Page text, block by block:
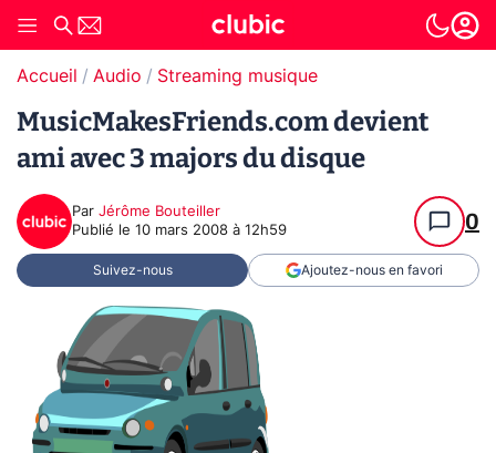
Accueil Audio Streaming musique
MusicMakesFriends.com devient
ami avec 3 majors du disque
Par Jérôme Bouteiller
Publié le 10 mars 2008 à 12h59 0
Suivez-nous Ajoutez-nous en favori